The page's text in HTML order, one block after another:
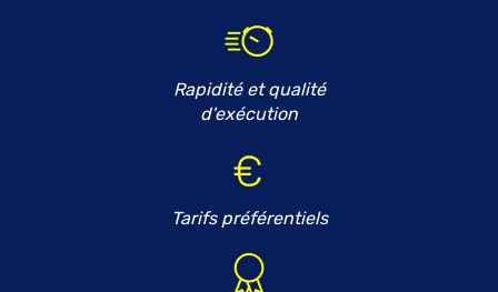
Rapidité et qualité
d'exécution
Tarifs préférentiels